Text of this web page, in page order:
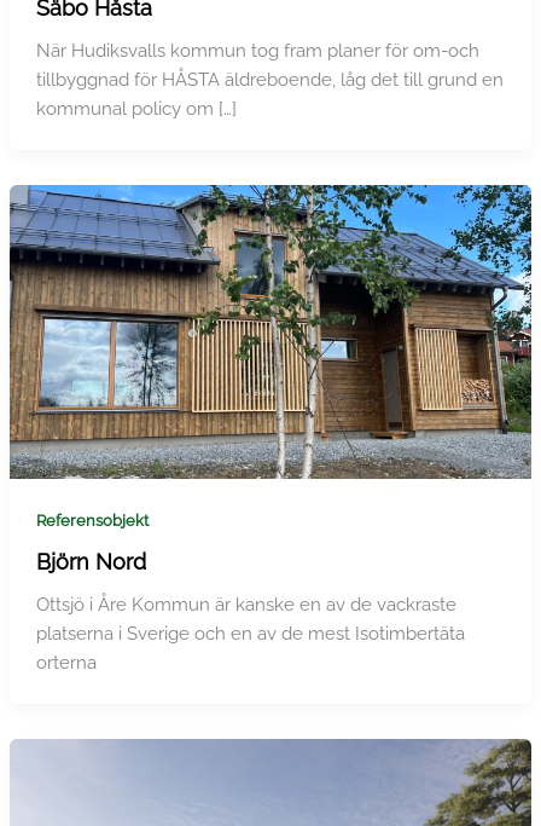
Säbo Håsta
När Hudiksvalls kommun tog fram planer för om-och
tillbyggnad för HÅSTA äldreboende, låg det till grund en
kommunal policy om […]
Referensobjekt
Björn Nord
Ottsjö i Åre Kommun är kanske en av de vackraste
platserna i Sverige och en av de mest Isotimbertäta
orterna